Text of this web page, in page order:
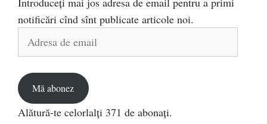
notificări cînd sînt publicate articole noi.
Adresa
Mă abonez
Alătură-te celorlalți 371 de abonați.